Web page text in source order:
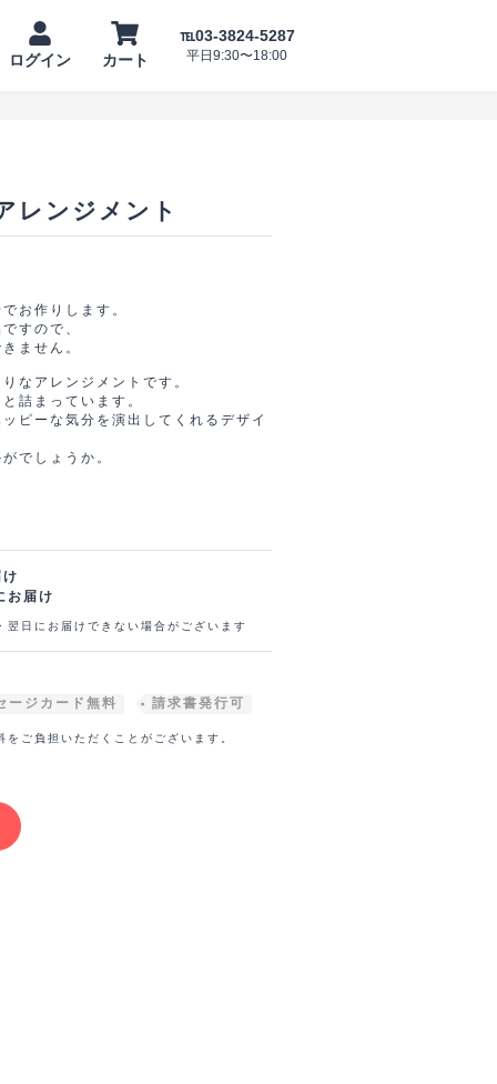
デ
ログイン カート
℡03-3824-5287
平日9:30〜18:00
レンジメント
お作りします。
すので、
ません。
なアレンジメントです。
詰まっています。
ピーな気分を演出してくれるデザイ
でしょうか。
お届け
日にお届けできない場合がございます
ージカード無料 請求書発行可
ご負担いただくことがございます。